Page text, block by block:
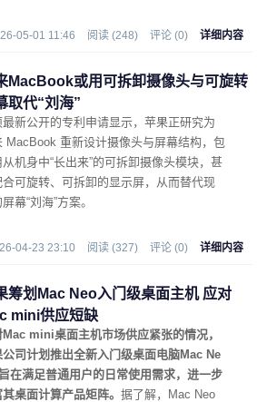
05-01 11:46 阅读 (248) 评论 (0) 详细内容
MacBook或用可拆卸摄像头与可旋转
取代“刘海”
最新公开的专利申请显示，苹果正研究为
MacBook 重新设计摄像头与屏幕结构，包
机身中“长出来”的可拆卸摄像头模块，甚
合可旋转、可拆卸的显示屏，从而替代现
幕“刘海”方案。
04-23 23:10 阅读 (327) 评论 (0) 详细内容
筹划Mac Neo入门级桌面主机 应对
mini供应短缺
Mac mini桌面主机市场供应紧张的情况，
公司计划推出全新入门级桌面电脑Mac Ne
在满足普通用户的日常使用需求，进一步
桌面计算产品矩阵。 据了解，Mac Neo